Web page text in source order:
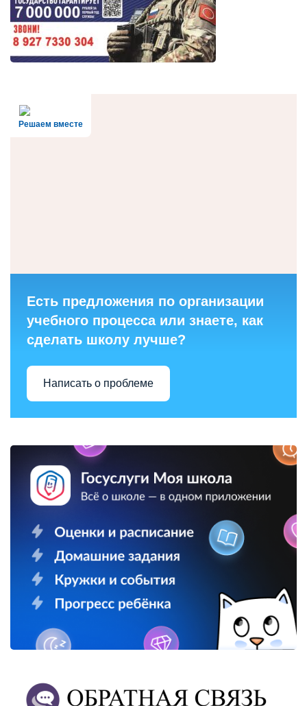
Решаем вместе
Есть предложения по организации
учебного процесса или знаете, как
сделать школу лучше?
Написать о проблеме